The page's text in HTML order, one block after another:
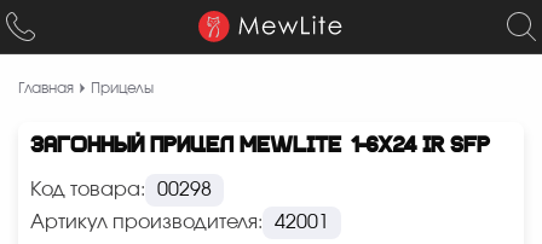
Главная Прицелы
ЗАГОННЫЙ ПРИЦЕЛ MEWLITE 1-6X24 IR SFP
Код товара:
00298
Артикул производителя:
42001